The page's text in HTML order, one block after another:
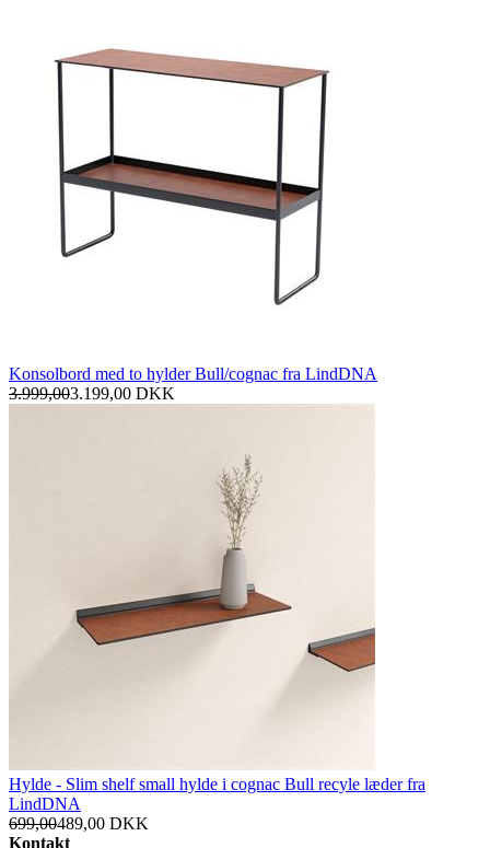
Konsolbord med to hylder Bull/cognac fra LindDNA
3.999,003.199,00 DKK
Hylde - Slim shelf small hylde i cognac Bull recyle læder fra
LindDNA
699,00489,00 DKK
Kontakt